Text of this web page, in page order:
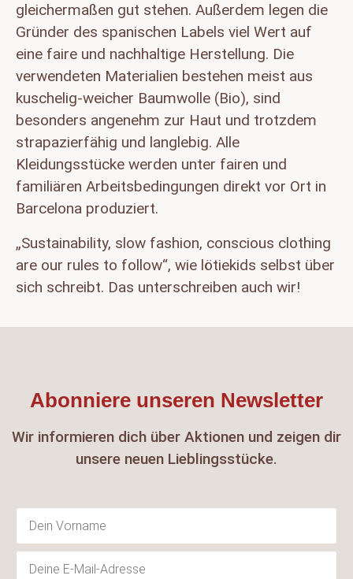
gleichermaßen gut stehen. Außerdem legen die
Gründer des spanischen Labels viel Wert auf
eine faire und nachhaltige Herstellung. Die
verwendeten Materialien bestehen meist aus
kuschelig-weicher Baumwolle (Bio), sind
besonders angenehm zur Haut und trotzdem
strapazierfähig und langlebig. Alle
Kleidungsstücke werden unter fairen und
familiären Arbeitsbedingungen direkt vor Ort in
Barcelona produziert.
„Sustainability, slow fashion, conscious clothing
are our rules to follow“, wie lötiekids selbst über
sich schreibt. Das unterschreiben auch wir!
Abonniere unseren Newsletter
Wir informieren dich über Aktionen und zeigen dir
unsere neuen Lieblingsstücke.